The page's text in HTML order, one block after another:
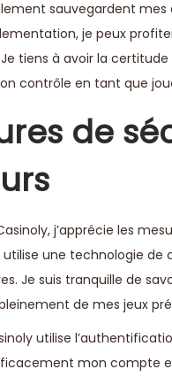
sauvegardent mes
je peux
tiens à avoir la
contrôle en tant que
de
j’apprécie les
une technologie de
Je suis tranquille de
de mes jeux
utilise
mon compte